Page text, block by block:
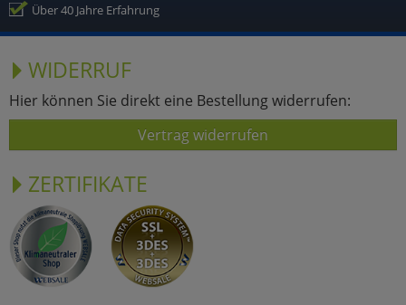
Über 40 Jahre Erfahrung
WIDERRUF
Hier können Sie direkt eine Bestellung widerrufen:
Vertrag widerrufen
ZERTIFIKATE